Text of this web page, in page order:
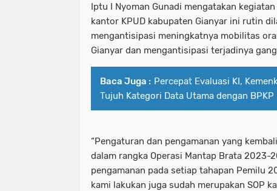
Iptu I Nyoman Gunadi mengatakan
kantor KPUD kabupaten Gianyar ini rutin
mengantisipasi meningkatnya mobilitas
Gianyar dan mengantisipasi terjadinya
Baca Juga : Percepat Evaluasi KI,
Tujuh Kategori Data Utama dengan BPKP
“Pengaturan dan pengamanan yang
dalam rangka Operasi Mantap Brata 2023-
pengamanan pada setiap tahapan Pemilu
kami lakukan juga sudah merupakan SOP